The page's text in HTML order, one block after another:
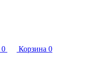
0 Корзина 0